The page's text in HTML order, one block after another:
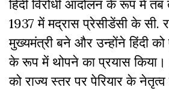
हिंदी विरोधी आंदोलन के रूप में तब
1937 में मद्रास प्रेसीडेंसी के सी.
मुख्यमंत्री बने और उन्होंने हिंदी को
के रूप में थोपने का प्रयास किया।
को राज्य स्तर पर पेरियार के नेतृत्व